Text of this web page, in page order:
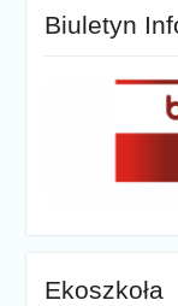
Biuletyn
Ekoszkoła